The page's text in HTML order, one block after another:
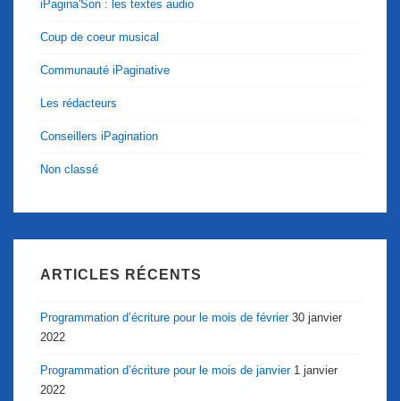
iPagina'Son : les textes audio
Coup de coeur musical
Communauté iPaginative
Les rédacteurs
Conseillers iPagination
Non classé
ARTICLES RÉCENTS
Programmation d’écriture pour le mois de février 30 janvier
2022
Programmation d’écriture pour le mois de janvier 1 janvier
2022